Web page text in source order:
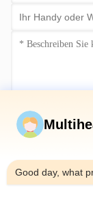
Good day, what